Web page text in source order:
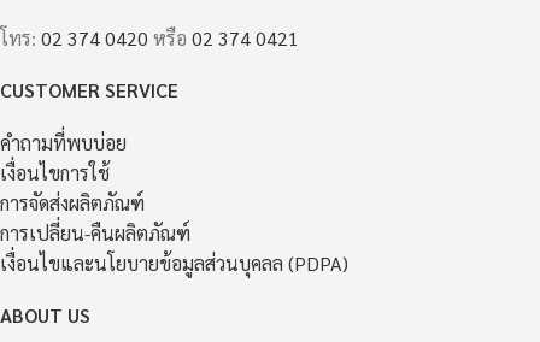
โทร: 02 374 0420 หรือ 02 374 0421
CUSTOMER SERVICE
คำถามที่พบบ่อย
เงื่อนไขการใช้
การจัดส่งผลิตภัณฑ์
การเปลี่ยน-คืนผลิตภัณฑ์
เงื่อนไขและนโยบายข้อมูลส่วนบุคลล (PDPA)
ABOUT US